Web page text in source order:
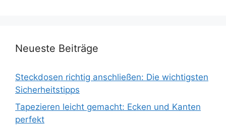
Neueste Beiträge
Steckdosen richtig anschließen: Die wichtigsten
Sicherheitstipps
Tapezieren leicht gemacht: Ecken und Kanten
perfekt